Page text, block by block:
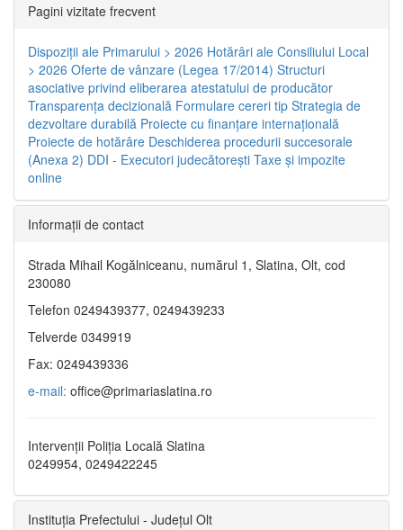
Pagini vizitate frecvent
Dispoziţii ale Primarului > 2026 Hotărâri ale Consiliului Local
> 2026 Oferte de vânzare (Legea 17/2014) Structuri
asociative privind eliberarea atestatului de producător
Transparenţa decizională Formulare cereri tip Strategia de
dezvoltare durabilă Proiecte cu finanţare internaţională
Proiecte de hotărâre Deschiderea procedurii succesorale
(Anexa 2) DDI - Executori judecătorești Taxe şi impozite
online
Informaţii de contact
Strada Mihail Kogălniceanu, numărul 1, Slatina, Olt, cod
230080
Telefon 0249439377, 0249439233
Telverde 0349919
Fax: 0249439336
e-mail: office@primariaslatina.ro
Intervenții Poliția Locală Slatina
0249954, 0249422245
Instituția Prefectului - Județul Olt